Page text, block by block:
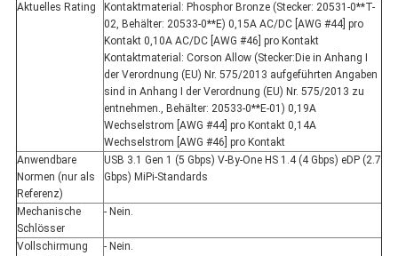
Aktuelles Rating
Kontaktmaterial: Phosphor Bronze (Stecker: 20531-0**T-
02, Behälter: 20533-0**E) 0,15A AC/DC [AWG #44] pro
Kontakt 0,10A AC/DC [AWG #46] pro Kontakt
Kontaktmaterial: Corson Allow (Stecker:Die in Anhang I
der Verordnung (EU) Nr. 575/2013 aufgeführten Angaben
sind in Anhang I der Verordnung (EU) Nr. 575/2013 zu
entnehmen., Behälter: 20533-0**E-01) 0,19A
Wechselstrom [AWG #44] pro Kontakt 0,14A
Wechselstrom [AWG #46] pro Kontakt
Anwendbare
Normen (nur als
Referenz)
USB 3.1 Gen 1 (5 Gbps) V-By-One HS 1.4 (4 Gbps) eDP (2.7
Gbps) MiPi-Standards
Mechanische
Schlösser
- Nein.
Vollschirmung
- Nein.